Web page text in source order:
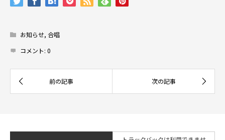
お知らせ, 合唱
コメント: 0